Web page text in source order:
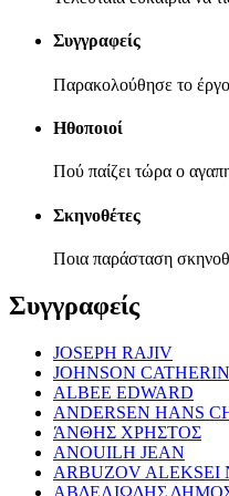
Συγγραφείς
Παρακολούθησε το
Ηθοποιοί
Πού παίζει τώρα ο
Σκηνοθέτες
Ποια παράσταση
Συγγραφείς
JOSEPH RAJIV
JOHNSON
ALBEE EDWARD
ANDERSEN HANS
ΆΝΘΗΣ ΧΡΗΣΤΟΣ
ANOUILH JEAN
ARBUZOV ALEKSEI
ΑΒΔΕΛΙΩΔΗΣ